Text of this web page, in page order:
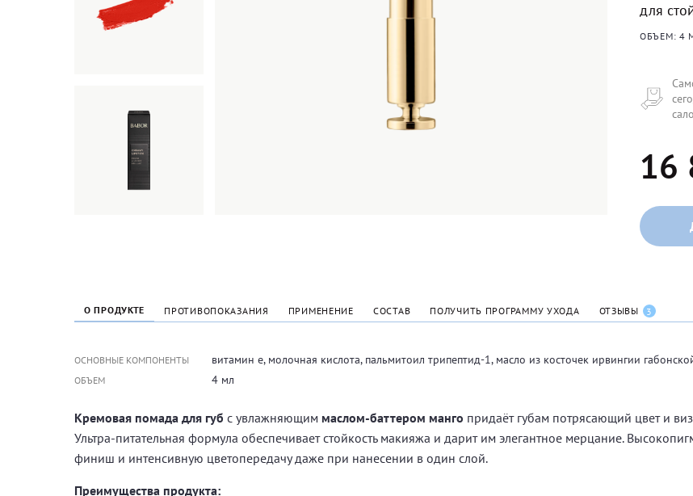
для
ОБЪЕМ: 4
16
О ПРОДУКТЕ ПРОТИВОПОКАЗАНИЯ ПРИМЕНЕНИЕ СОСТАВ ПОЛУЧИТЬ ПРОГРАММУ УХОДА ОТЗЫВЫ 3
ОСНОВНЫЕ КОМПОНЕНТЫ витамин е, молочная кислота, пальмитоил трипептид-1, масло из косточек ирвингии
ОБЪЕМ 4 мл
Кремовая помада для губ с увлажняющим маслом-баттером манго придаёт губам потрясающий цвет и
Ультра-питательная формула обеспечивает стойкость макияжа и дарит им элегантное мерцание.
финиш и интенсивную цветопередачу даже при нанесении в один слой.
Преимущества продукта: